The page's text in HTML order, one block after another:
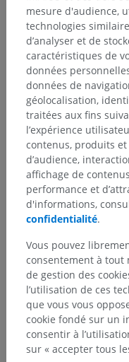
Hiérarchie
Anatomie humaine 1
Anatomie
Articulations;
Termes généraux>
Articulation
Surface articulaire
Structures sous-
sous-jacente
Traductions
mesure d'audience,
technologies
d’analyser et de
caractéristiques de
données
données de
géolocalisation,
traitées aux fins
l’expérience
contenus, produits et
d’audience,
affichage de
performance et
d'informations,
confidentialité.
Vous pouvez
consentement à tout
de gestion des
l’utilisation de ces
que vous vous
cookie fondé sur un
consentir à
sur « accepter tous